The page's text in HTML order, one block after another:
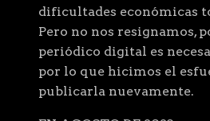
dificultades económicas
Pero no nos resignamos,
periódico digital es
por lo que hicimos el
publicarla nuevamente.